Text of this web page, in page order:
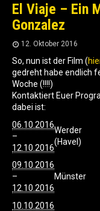
El Viaje – Ein
Gonzalez
12. Oktober 2016
So, nun ist der Film (
gedreht habe endlich
Woche (!!!!)
Kontaktiert Euer
dabei ist:
06.10.2016
–
12.10.2016
Werder
(Havel)
09.10.2016
–
12.10.2016
Münster
10.10.2016